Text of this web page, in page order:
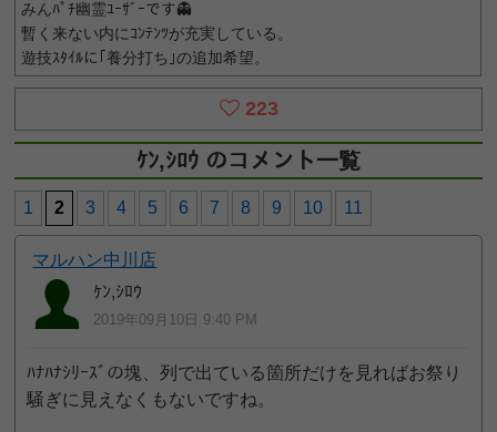
みんﾊﾟﾁ幽霊ﾕｰｻﾞｰです👻
暫く来ない内にｺﾝﾃﾝﾂが充実している。
遊技ｽﾀｲﾙに｢養分打ち｣の追加希望。
223
ｹﾝ,ｼﾛｳ のコメント一覧
1 2 3 4 5 6 7 8 9 10 11
マルハン中川店
ｹﾝ,ｼﾛｳ
2019年09月10日 9:40 PM
ﾊﾅﾊﾅｼﾘｰｽﾞの塊、列で出ている箇所だけを見ればお祭り
騒ぎに見えなくもないですね。